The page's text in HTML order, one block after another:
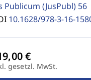
Publicum (JusPubl) 56
10.1628/978-3-16-
gesetzl. MwSt.